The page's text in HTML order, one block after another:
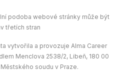
podoba webové stránky může být
třetích stran
vytvořila a provozuje Alma Career
Menclova 2538/2, Libeň, 180 00
soudu v Praze.